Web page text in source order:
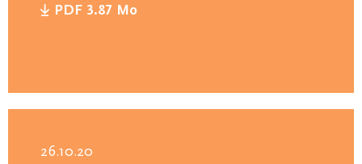
PDF 3.87 Mo
26.10.20